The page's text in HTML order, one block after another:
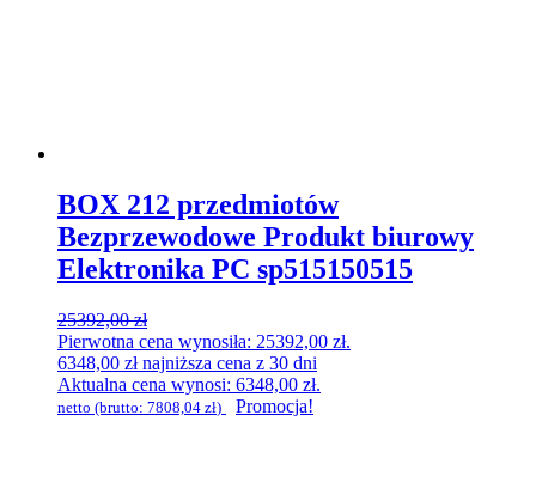
BOX 212 przedmiotów
Bezprzewodowe Produkt biurowy
Elektronika PC sp515150515
25392,00zł
Pierwotna cena wynosiła: 25392,00 zł.
6348,00 złnajniższa cena z 30 dni
Aktualna cena wynosi: 6348,00 zł.
netto (brutto: 7808,04 zł) Promocja!